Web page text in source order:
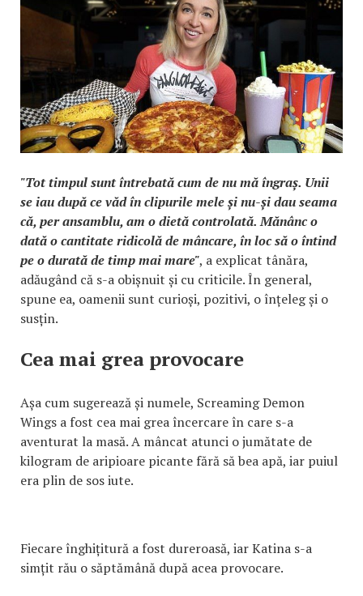
"Tot timpul sunt întrebată cum de nu mă îngraș. Unii
se iau după ce văd în clipurile mele și nu-și dau seama
că, per ansamblu, am o dietă controlată. Mănânc o
dată o cantitate ridicolă de mâncare, în loc să o întind
pe o durată de timp mai mare", a explicat tânăra,
adăugând că s-a obișnuit și cu criticile. În general,
spune ea, oamenii sunt curioși, pozitivi, o înțeleg și o
susțin.
Cea mai grea provocare
Așa cum sugerează și numele, Screaming Demon
Wings a fost cea mai grea încercare în care s-a
aventurat la masă. A mâncat atunci o jumătate de
kilogram de aripioare picante fără să bea apă, iar puiul
era plin de sos iute.
Fiecare înghițitură a fost dureroasă, iar Katina s-a
simțit rău o săptămână după acea provocare.